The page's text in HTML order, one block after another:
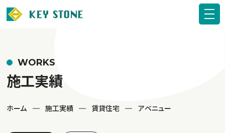
WORKS
施工実績
ホーム 施工実績 賃貸住宅 アベニュー